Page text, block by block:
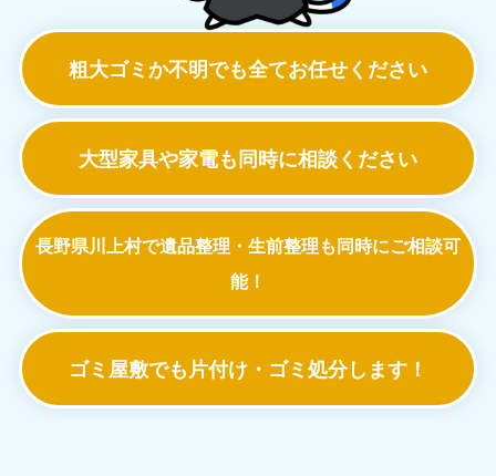
粗大ゴミか不明でも全てお任せください
大型家具や家電も同時に相談ください
長野県川上村で遺品整理・生前整理も同時にご相談可
能！
ゴミ屋敷でも 片付け・ゴミ処分します！